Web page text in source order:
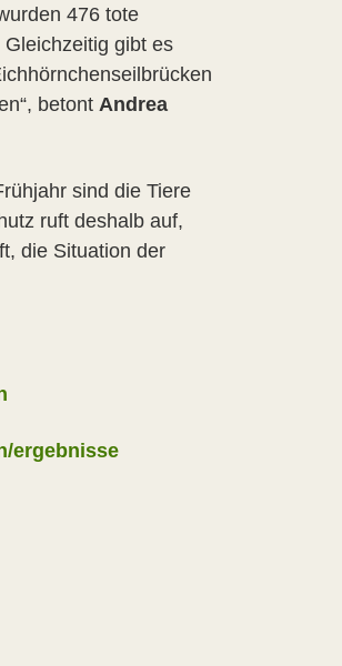
476 tote
gibt es
betont Andrea
sind die Tiere
ruft deshalb auf,
die Situation der
ergebnisse